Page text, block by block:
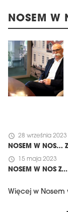
NOSEM W
schedule 28 września 2023
NOSEM W NOS…
schedule 15 maja 2023
NOSEM W NOS
Więcej w Nosem